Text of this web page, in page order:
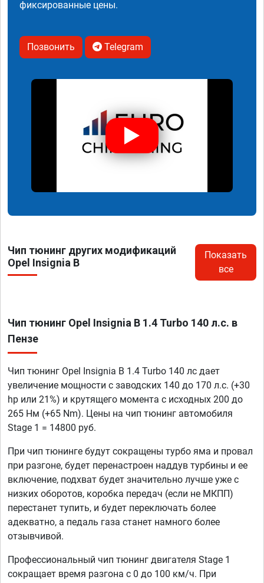
фиксированные цены.
Позвонить Telegram
Чип тюнинг других модификаций
Opel Insignia B
Показать
все
Чип тюнинг Opel Insignia B 1.4 Turbo 140 л.с. в
Пензе
Чип тюнинг Opel Insignia B 1.4 Turbo 140 лс дает
увеличение мощности с заводских 140 до 170 л.с. (+30
hp или 21%) и крутящего момента с исходных 200 до
265 Нм (+65 Nm). Цены на чип тюнинг автомобиля
Stage 1 = 14800 руб.
При чип тюнинге будут сокращены турбо яма и провал
при разгоне, будет перенастроен наддув турбины и ее
включение, подхват будет значительно лучше уже с
низких оборотов, коробка передач (если не МКПП)
перестанет тупить, и будет переключать более
адекватно, а педаль газа станет намного более
отзывчивой.
Профессиональный чип тюнинг двигателя Stage 1
сокращает время разгона с 0 до 100 км/ч. При